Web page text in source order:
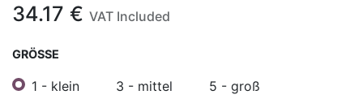
34.17 € VAT Included
GRÖSSE
1 - klein 3 - mittel 5 - groß